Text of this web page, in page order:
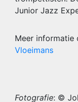
Junior Jazz
Meer informatie
Vloeimans
Fotografie: ©